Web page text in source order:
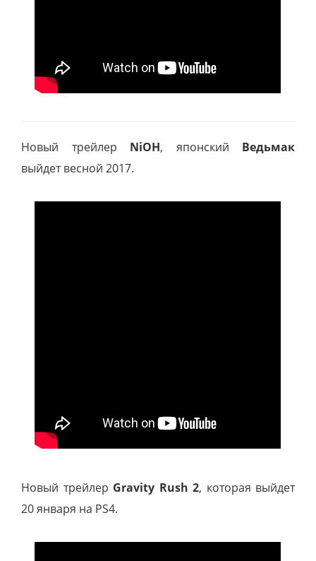
Новый трейлер NiOH, японский Ведьмак
выйдет весной 2017.
Новый трейлер Gravity Rush 2, которая выйдет
20 января на PS4.